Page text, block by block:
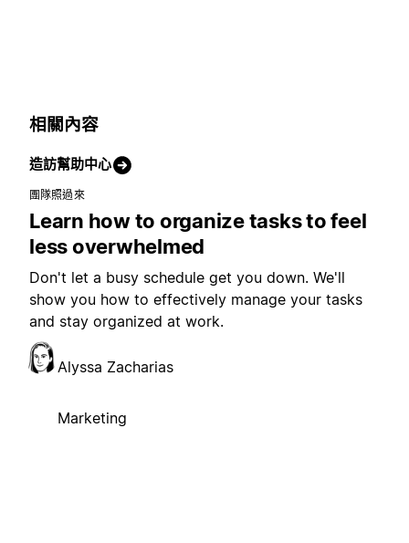
相關內容
造訪幫助中心
團隊照過來
Learn how to organize tasks to feel
less overwhelmed
Don't let a busy schedule get you down. We'll
show you how to effectively manage your tasks
and stay organized at work.
Alyssa Zacharias
Marketing